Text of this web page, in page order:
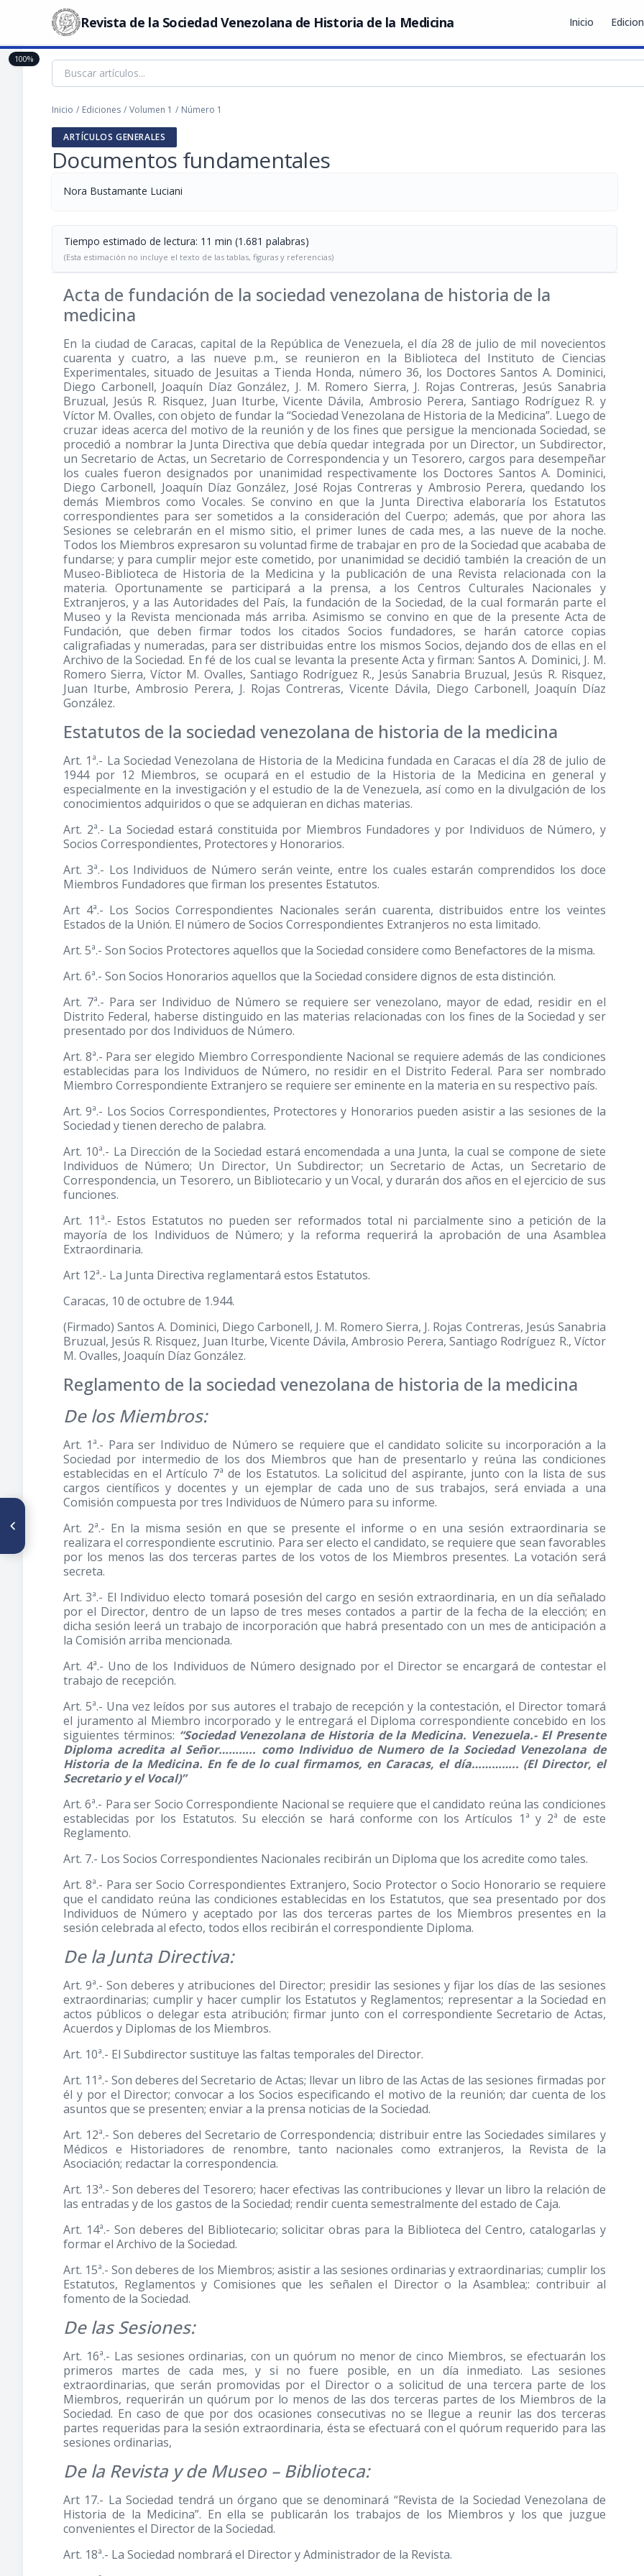
Revista de la Sociedad Venezolana de Historia de la Medicina Inicio
Inicio / Ediciones / Volumen 1 / Número 1
ARTÍCULOS GENERALES
Documentos fundamentales
Nora Bustamante Luciani
Tiempo estimado de lectura: 11 min (1.681 palabras)
(Esta estimación no incluye el texto de las tablas, figuras y referencias)
Acta de fundación de la sociedad venezolana de historia de la
medicina
En la ciudad de Caracas, capital de la República de Venezuela, el día 28 de julio de mil novecientos
cuarenta y cuatro, a las nueve p.m., se reunieron en la Biblioteca del Instituto de Ciencias
Experimentales, situado de Jesuitas a Tienda Honda, número 36, los Doctores Santos A. Dominici,
Diego Carbonell, Joaquín Díaz González, J. M. Romero Sierra, J. Rojas Contreras, Jesús Sanabria
Bruzual, Jesús R. Risquez, Juan Iturbe, Vicente Dávila, Ambrosio Perera, Santiago Rodríguez R. y
Víctor M. Ovalles, con objeto de fundar la “Sociedad Venezolana de Historia de la Medicina”. Luego de
cruzar ideas acerca del motivo de la reunión y de los fines que persigue la mencionada Sociedad, se
procedió a nombrar la Junta Directiva que debía quedar integrada por un Director, un Subdirector,
un Secretario de Actas, un Secretario de Correspondencia y un Tesorero, cargos para desempeñar
los cuales fueron designados por unanimidad respectivamente los Doctores Santos A. Dominici,
Diego Carbonell, Joaquín Díaz González, José Rojas Contreras y Ambrosio Perera, quedando los
demás Miembros como Vocales. Se convino en que la Junta Directiva elaboraría los Estatutos
correspondientes para ser sometidos a la consideración del Cuerpo; además, que por ahora las
Sesiones se celebrarán en el mismo sitio, el primer lunes de cada mes, a las nueve de la noche.
Todos los Miembros expresaron su voluntad firme de trabajar en pro de la Sociedad que acababa de
fundarse; y para cumplir mejor este cometido, por unanimidad se decidió también la creación de un
Museo-Biblioteca de Historia de la Medicina y la publicación de una Revista relacionada con la
materia. Oportunamente se participará a la prensa, a los Centros Culturales Nacionales y
Extranjeros, y a las Autoridades del País, la fundación de la Sociedad, de la cual formarán parte el
Museo y la Revista mencionada más arriba. Asimismo se convino en que de la presente Acta de
Fundación, que deben firmar todos los citados Socios fundadores, se harán catorce copias
caligrafiadas y numeradas, para ser distribuidas entre los mismos Socios, dejando dos de ellas en el
Archivo de la Sociedad. En fé de los cual se levanta la presente Acta y firman: Santos A. Dominici, J. M.
Romero Sierra, Víctor M. Ovalles, Santiago Rodríguez R., Jesús Sanabria Bruzual, Jesús R. Risquez,
Juan Iturbe, Ambrosio Perera, J. Rojas Contreras, Vicente Dávila, Diego Carbonell, Joaquín Díaz
González.
Estatutos de la sociedad venezolana de historia de la medicina
Art. 1ª.- La Sociedad Venezolana de Historia de la Medicina fundada en Caracas el día 28 de julio de
1944 por 12 Miembros, se ocupará en el estudio de la Historia de la Medicina en general y
especialmente en la investigación y el estudio de la de Venezuela, así como en la divulgación de los
conocimientos adquiridos o que se adquieran en dichas materias.
Art. 2ª.- La Sociedad estará constituida por Miembros Fundadores y por Individuos de Número, y
Socios Correspondientes, Protectores y Honorarios.
Art. 3ª.- Los Individuos de Número serán veinte, entre los cuales estarán comprendidos los doce
Miembros Fundadores que firman los presentes Estatutos.
Art 4ª.- Los Socios Correspondientes Nacionales serán cuarenta, distribuidos entre los veintes
Estados de la Unión. El número de Socios Correspondientes Extranjeros no esta limitado.
Art. 5ª.- Son Socios Protectores aquellos que la Sociedad considere como Benefactores de la misma.
Art. 6ª.- Son Socios Honorarios aquellos que la Sociedad considere dignos de esta distinción.
Art. 7ª.- Para ser Individuo de Número se requiere ser venezolano, mayor de edad, residir en el
Distrito Federal, haberse distinguido en las materias relacionadas con los fines de la Sociedad y ser
presentado por dos Individuos de Número.
Art. 8ª.- Para ser elegido Miembro Correspondiente Nacional se requiere además de las condiciones
establecidas para los Individuos de Número, no residir en el Distrito Federal. Para ser nombrado
Miembro Correspondiente Extranjero se requiere ser eminente en la materia en su respectivo país.
Art. 9ª.- Los Socios Correspondientes, Protectores y Honorarios pueden asistir a las sesiones de la
Sociedad y tienen derecho de palabra.
Art. 10ª.- La Dirección de la Sociedad estará encomendada a una Junta, la cual se compone de siete
Individuos de Número; Un Director, Un Subdirector; un Secretario de Actas, un Secretario de
Correspondencia, un Tesorero, un Bibliotecario y un Vocal, y durarán dos años en el ejercicio de sus
funciones.
Art. 11ª.- Estos Estatutos no pueden ser reformados total ni parcialmente sino a petición de la
mayoría de los Individuos de Número; y la reforma requerirá la aprobación de una Asamblea
Extraordinaria.
Art 12ª.- La Junta Directiva reglamentará estos Estatutos.
Caracas, 10 de octubre de 1.944.
(Firmado) Santos A. Dominici, Diego Carbonell, J. M. Romero Sierra, J. Rojas Contreras, Jesús Sanabria
Bruzual, Jesús R. Risquez, Juan Iturbe, Vicente Dávila, Ambrosio Perera, Santiago Rodríguez R., Víctor
M. Ovalles, Joaquín Díaz González.
Reglamento de la sociedad venezolana de historia de la medicina
De los Miembros:
Art. 1ª.- Para ser Individuo de Número se requiere que el candidato solicite su incorporación a la
Sociedad por intermedio de los dos Miembros que han de presentarlo y reúna las condiciones
establecidas en el Artículo 7ª de los Estatutos. La solicitud del aspirante, junto con la lista de sus
cargos científicos y docentes y un ejemplar de cada uno de sus trabajos, será enviada a una
Comisión compuesta por tres Individuos de Número para su informe.
Art. 2ª.- En la misma sesión en que se presente el informe o en una sesión extraordinaria se
realizara el correspondiente escrutinio. Para ser electo el candidato, se requiere que sean favorables
por los menos las dos terceras partes de los votos de los Miembros presentes. La votación será
secreta.
Art. 3ª.- El Individuo electo tomará posesión del cargo en sesión extraordinaria, en un día señalado
por el Director, dentro de un lapso de tres meses contados a partir de la fecha de la elección; en
dicha sesión leerá un trabajo de incorporación que habrá presentado con un mes de anticipación a
la Comisión arriba mencionada.
Art. 4ª.- Uno de los Individuos de Número designado por el Director se encargará de contestar el
trabajo de recepción.
Art. 5ª.- Una vez leídos por sus autores el trabajo de recepción y la contestación, el Director tomará
el juramento al Miembro incorporado y le entregará el Diploma correspondiente concebido en los
siguientes términos: “Sociedad Venezolana de Historia de la Medicina. Venezuela.- El Presente
Diploma acredita al Señor……….. como Individuo de Numero de la Sociedad Venezolana de
Historia de la Medicina. En fe de lo cual firmamos, en Caracas, el día………….. (El Director, el
Secretario y el Vocal)”
Art. 6ª.- Para ser Socio Correspondiente Nacional se requiere que el candidato reúna las condiciones
establecidas por los Estatutos. Su elección se hará conforme con los Artículos 1ª y 2ª de este
Reglamento.
Art. 7.- Los Socios Correspondientes Nacionales recibirán un Diploma que los acredite como tales.
Art. 8ª.- Para ser Socio Correspondientes Extranjero, Socio Protector o Socio Honorario se requiere
que el candidato reúna las condiciones establecidas en los Estatutos, que sea presentado por dos
Individuos de Número y aceptado por las dos terceras partes de los Miembros presentes en la
sesión celebrada al efecto, todos ellos recibirán el correspondiente Diploma.
De la Junta Directiva:
Art. 9ª.- Son deberes y atribuciones del Director; presidir las sesiones y fijar los días de las sesiones
extraordinarias; cumplir y hacer cumplir los Estatutos y Reglamentos; representar a la Sociedad en
actos públicos o delegar esta atribución; firmar junto con el correspondiente Secretario de Actas,
Acuerdos y Diplomas de los Miembros.
Art. 10ª.- El Subdirector sustituye las faltas temporales del Director.
Art. 11ª.- Son deberes del Secretario de Actas; llevar un libro de las Actas de las sesiones firmadas por
él y por el Director; convocar a los Socios especificando el motivo de la reunión; dar cuenta de los
asuntos que se presenten; enviar a la prensa noticias de la Sociedad.
Art. 12ª.- Son deberes del Secretario de Correspondencia; distribuir entre las Sociedades similares y
Médicos e Historiadores de renombre, tanto nacionales como extranjeros, la Revista de la
Asociación; redactar la correspondencia.
Art. 13ª.- Son deberes del Tesorero; hacer efectivas las contribuciones y llevar un libro la relación de
las entradas y de los gastos de la Sociedad; rendir cuenta semestralmente del estado de Caja.
Art. 14ª.- Son deberes del Bibliotecario; solicitar obras para la Biblioteca del Centro, catalogarlas y
formar el Archivo de la Sociedad.
Art. 15ª.- Son deberes de los Miembros; asistir a las sesiones ordinarias y extraordinarias; cumplir los
Estatutos, Reglamentos y Comisiones que les señalen el Director o la Asamblea;: contribuir al
fomento de la Sociedad.
De las Sesiones:
Art. 16ª.- Las sesiones ordinarias, con un quórum no menor de cinco Miembros, se efectuarán los
primeros martes de cada mes, y si no fuere posible, en un día inmediato. Las sesiones
extraordinarias, que serán promovidas por el Director o a solicitud de una tercera parte de los
Miembros, requerirán un quórum por lo menos de las dos terceras partes de los Miembros de la
Sociedad. En caso de que por dos ocasiones consecutivas no se llegue a reunir las dos terceras
partes requeridas para la sesión extraordinaria, ésta se efectuará con el quórum requerido para las
sesiones ordinarias,
De la Revista y de Museo – Biblioteca:
Art 17.- La Sociedad tendrá un órgano que se denominará “Revista de la Sociedad Venezolana de
Historia de la Medicina”. En ella se publicarán los trabajos de los Miembros y los que juzgue
convenientes el Director de la Sociedad.
Art. 18ª.- La Sociedad nombrará el Director y Administrador de la Revista.
100%
Nota Preliminar